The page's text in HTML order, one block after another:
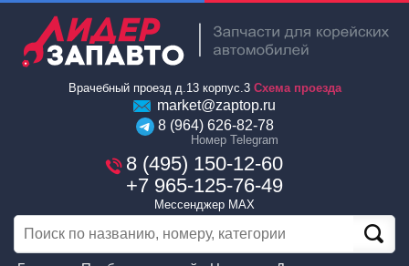
Врачебный проезд д.13 корпус.3 Схема проезда
market@zaptop.ru
8 (964) 626-82-78
Номер Telegram
8 (495) 150-12-60
+7 965-125-76-49
Мессенджер MAX